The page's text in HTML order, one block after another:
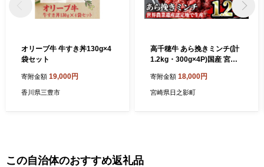
オリーブ牛 牛すき丼130g×4
袋セット
寄附金額 19,000円
香川県三豊市
高千穂牛 あら挽きミンチ(計
1.2kg・300g×4P)国産 宮崎
降り A4 和牛 ブランド牛【M
T004】【JAみやざき 高千穂
寄附金額 18,000円
宮崎県日之影町
この自治体のおすすめ返礼品